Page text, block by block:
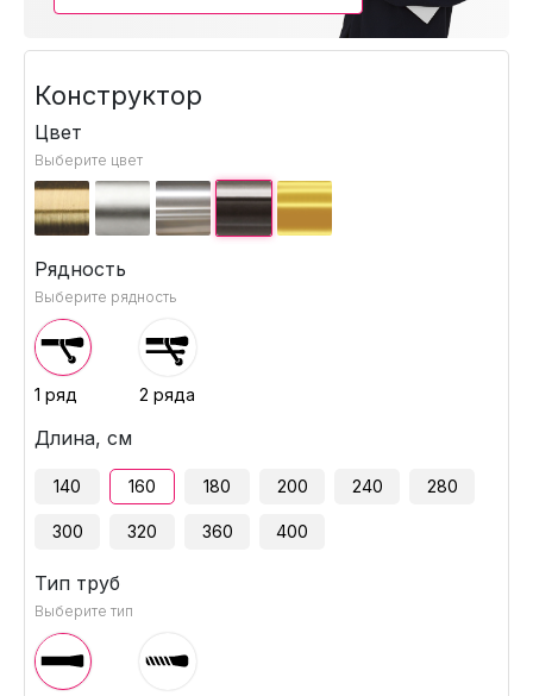
Конструктор
Цвет
Выберите цвет
Рядность
Выберите рядность
1 ряд 2 ряда
Длина, см
140 160 180 200 240 280
300 320 360 400
Тип труб
Выберите тип